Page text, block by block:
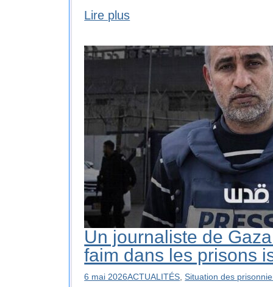
Lire plus
Un journaliste de
faim dans les prisons
6 mai 2026ACTUALITÉS,Situation des